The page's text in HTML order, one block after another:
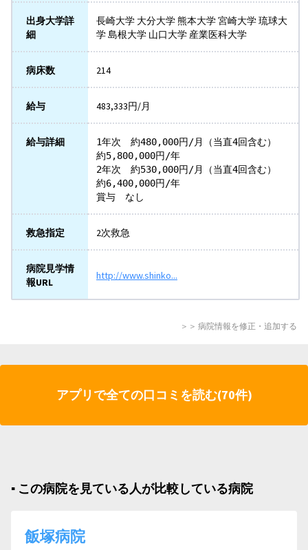
出身大学詳
細
長崎大学 大分大学 熊本大学 宮崎大学 琉球大
学 島根大学 山口大学 産業医科大学
病床数 214
給与 483,333円/月
給与詳細
1年次　約480,000円/月（当直4回含む）
約5,800,000円/年
2年次　約530,000円/月（当直4回含む）
約6,400,000円/年
賞与　なし
救急指定 2次救急
病院見学情
報URL
http://www.shinko...
＞＞ 病院情報を修正・追加する
アプリで全ての口コミを読む(70件)
▪︎ この病院を見ている人が比較している病院
飯塚病院